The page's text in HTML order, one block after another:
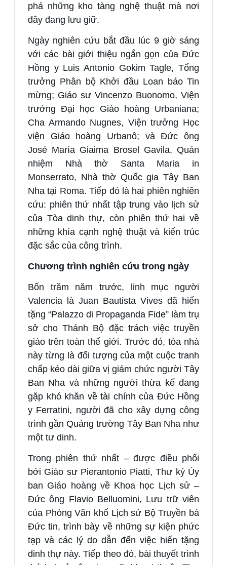
phá những kho tàng nghệ thuật mà nơi
đây đang lưu giữ.
Ngày nghiên cứu bắt đầu lúc 9 giờ sáng
với các bài giới thiệu ngắn gọn của Đức
Hồng y Luis Antonio Gokim Tagle, Tổng
trưởng Phân bộ Khởi đầu Loan báo Tin
mừng; Giáo sư Vincenzo Buonomo, Viện
trưởng Đại học Giáo hoàng Urbaniana;
Cha Armando Nugnes, Viện trưởng Học
viện Giáo hoàng Urbanô; và Đức ông
José María Giaima Brosel Gavila, Quản
nhiệm Nhà thờ Santa Maria in
Monserrato, Nhà thờ Quốc gia Tây Ban
Nha tại Roma. Tiếp đó là hai phiên nghiên
cứu: phiên thứ nhất tập trung vào lịch sử
của Tòa dinh thự, còn phiên thứ hai về
những khía cạnh nghệ thuật và kiến trúc
đặc sắc của công trình.
Chương trình nghiên cứu trong ngày
Bốn trăm năm trước, linh mục người
Valencia là Juan Bautista Vives đã hiến
tặng “Palazzo di Propaganda Fide” làm trụ
sở cho Thánh Bộ đặc trách việc truyền
giáo trên toàn thế giới. Trước đó, tòa nhà
này từng là đối tượng của một cuộc tranh
chấp kéo dài giữa vị giám chức người Tây
Ban Nha và những người thừa kế đang
gặp khó khăn về tài chính của Đức Hồng
y Ferratini, người đã cho xây dựng công
trình gần Quảng trường Tây Ban Nha như
một tư dinh.
Trong phiên thứ nhất – được điều phối
bởi Giáo sư Pierantonio Piatti, Thư ký Ủy
ban Giáo hoàng về Khoa học Lịch sử –
Đức ông Flavio Belluomini, Lưu trữ viên
của Phòng Văn khố Lịch sử Bộ Truyền bá
Đức tin, trình bày về những sự kiện phức
tạp và các lý do dẫn đến việc hiến tặng
dinh thự này. Tiếp theo đó, bài thuyết trình